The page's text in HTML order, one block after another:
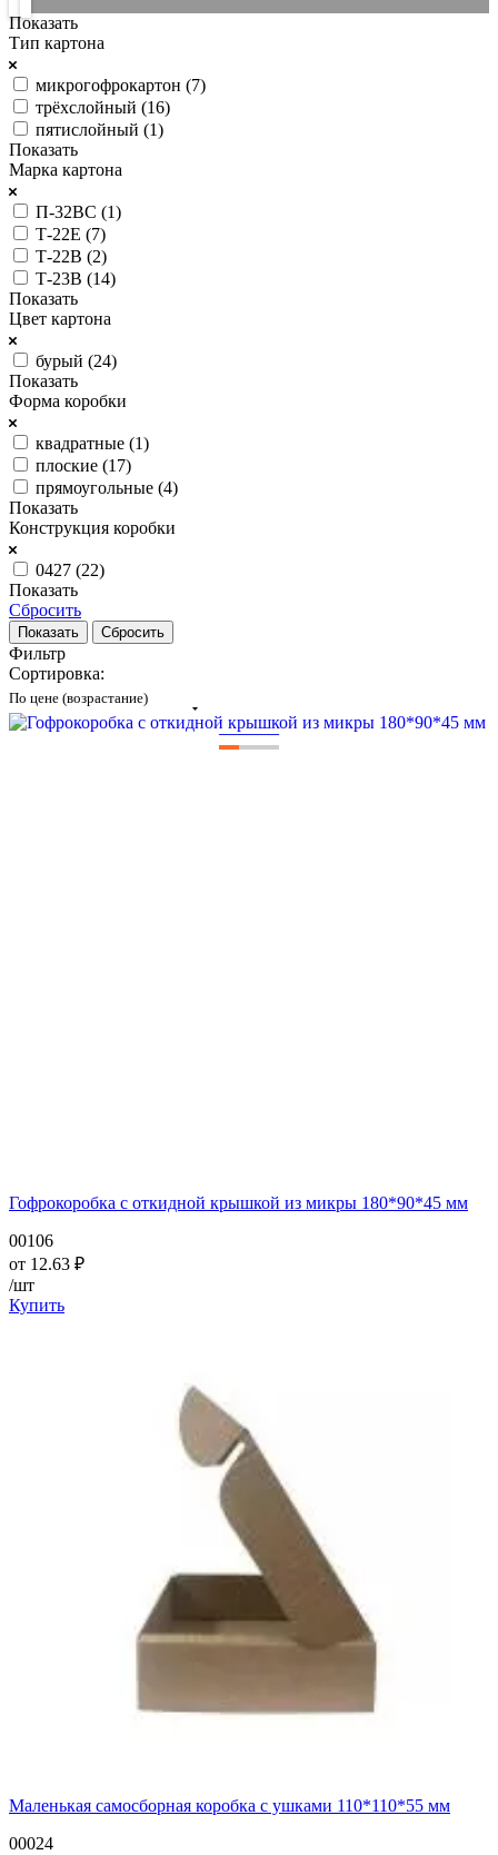
Показать
Тип картона
микрогофрокартон (7)
трёхслойный (16)
пятислойный (1)
Показать
Марка картона
П-32ВС (1)
Т-22E (7)
Т-22В (2)
Т-23В (14)
Показать
Цвет картона
бурый (24)
Показать
Форма коробки
квадратные (1)
плоские (17)
прямоугольные (4)
Показать
Конструкция коробки
0427 (22)
Показать
Сбросить
Сбросить
Фильтр
Сортировка:
По цене (возрастание)
———
Гофрокоробка с откидной крышкой из микры 180*90*45 мм
00106
от 12.63 ₽
/шт
Купить
Маленькая самосборная коробка с ушками 110*110*55 мм
00024